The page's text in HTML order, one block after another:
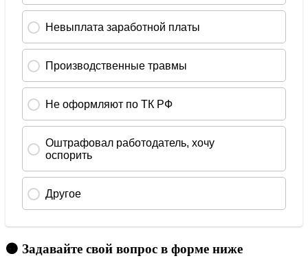
🟠 Задавайте свой вопрос в форме ниже